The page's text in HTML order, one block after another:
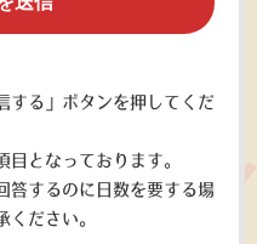
する」ボタンを押してくだ
となっております。
答するのに日数を要する場
ください。